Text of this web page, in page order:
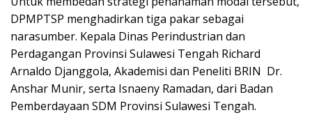
DPMPTSP menghadirkan tiga pakar sebagai
narasumber. Kepala Dinas Perindustrian dan
Perdagangan Provinsi Sulawesi Tengah Richard
Arnaldo Djanggola, Akademisi dan Peneliti BRIN Dr.
Anshar Munir, serta Isnaeny Ramadan, dari Badan
Pemberdayaan SDM Provinsi Sulawesi Tengah.